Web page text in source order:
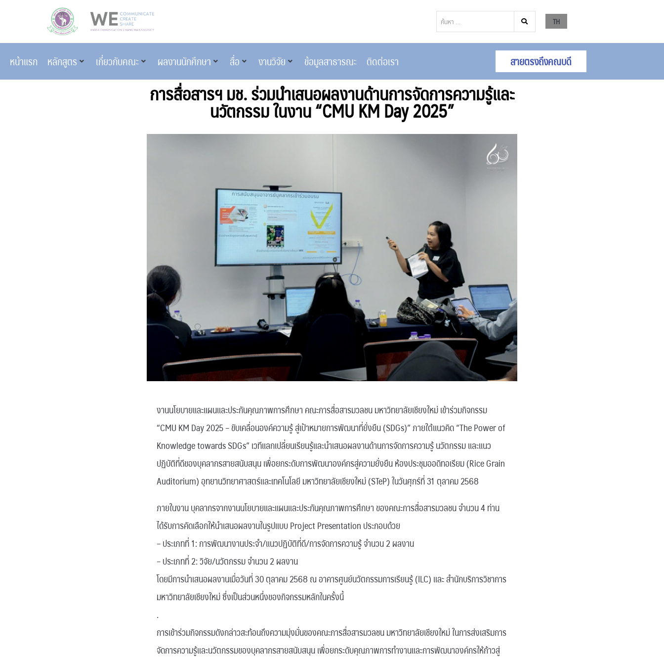
TH
หน้าแรก หลักสูตร เกี่ยวกับคณะ ผลงานนักศึกษา สื่อ งานวิจัย ข้อมูลสาธารณะ ติดต่อเรา สายตรงถึงคณบดี
การสื่อสารฯ มช. ร่วมนำเสนอผลงานด้านการจัดการความรู้และ
นวัตกรรม ในงาน “CMU KM Day 2025”
งานนโยบายและแผนและประกันคุณภาพการศึกษา คณะการสื่อสารมวลชน มหาวิทยาลัยเชียงใหม่ เข้าร่วมกิจกรรม
“CMU KM Day 2025 – ขับเคลื่อนองค์ความรู้ สู่เป้าหมายการพัฒนาที่ยั่งยืน (SDGs)” ภายใต้แนวคิด “The Power of
Knowledge towards SDGs” เวทีแลกเปลี่ยนเรียนรู้และนำเสนอผลงานด้านการจัดการความรู้ นวัตกรรม และแนว
ปฏิบัติที่ดีของบุคลากรสายสนับสนุน เพื่อยกระดับการพัฒนาองค์กรสู่ความยั่งยืน ห้องประชุมออดิทอเรียม (Rice Grain
Auditorium) อุทยานวิทยาศาสตร์และเทคโนโลยี มหาวิทยาลัยเชียงใหม่ (STeP) ในวันศุกร์ที่ 31 ตุลาคม 2568
ภายในงาน บุคลากรจากงานนโยบายและแผนและประกันคุณภาพการศึกษา ของคณะการสื่อสารมวลชน จำนวน 4 ท่าน
ได้รับการคัดเลือกให้นำเสนอผลงานในรูปแบบ Project Presentation ประกอบด้วย
– ประเภทที่ 1: การพัฒนางานประจำ/แนวปฏิบัติที่ดี/การจัดการความรู้ จำนวน 2 ผลงาน
– ประเภทที่ 2: วิจัย/นวัตกรรม จำนวน 2 ผลงาน
โดยมีการนำเสนอผลงานเมื่อวันที่ 30 ตุลาคม 2568 ณ อาคารศูนย์นวัตกรรมการเรียนรู้ (ILC) และ สำนักบริการวิชาการ
มหาวิทยาลัยเชียงใหม่ ซึ่งเป็นส่วนหนึ่งของกิจกรรมหลักในครั้งนี้
.
การเข้าร่วมกิจกรรมดังกล่าวสะท้อนถึงความมุ่งมั่นของคณะการสื่อสารมวลชน มหาวิทยาลัยเชียงใหม่ ในการส่งเสริมการ
จัดการความรู้และนวัตกรรมของบุคลากรสายสนับสนุน เพื่อยกระดับคุณภาพการทำงานและการพัฒนาองค์กรให้ก้าวสู่